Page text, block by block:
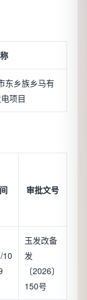
东乡族乡马有
项目
审批文号
10
玉发改备
发
〔2026〕
150号